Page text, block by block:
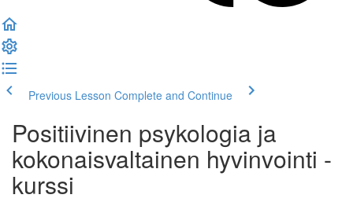
Previous Lesson Complete and Continue
Positiivinen psykologia ja
kokonaisvaltainen hyvinvointi -
kurssi